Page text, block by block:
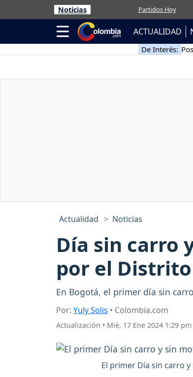
Noticias Partidos Hoy
ACTUALIDAD
De Interés:
Actualidad Noticias
Día sin carro
por el
En Bogotá, el primer día sin
Por: Yuly Solis • Colombia.com
Actualización • Mié, 17 Ene 2024 1:29 pm
El primer Día sin carro